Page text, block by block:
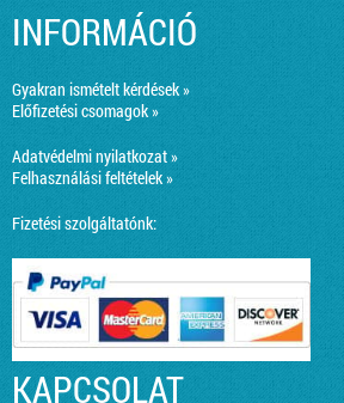
INFORMÁCIÓ
Gyakran ismételt kérdések »
Előfizetési csomagok »
Adatvédelmi nyilatkozat »
Felhasználási feltételek »
Fizetési szolgáltatónk:
KAPCSOLAT